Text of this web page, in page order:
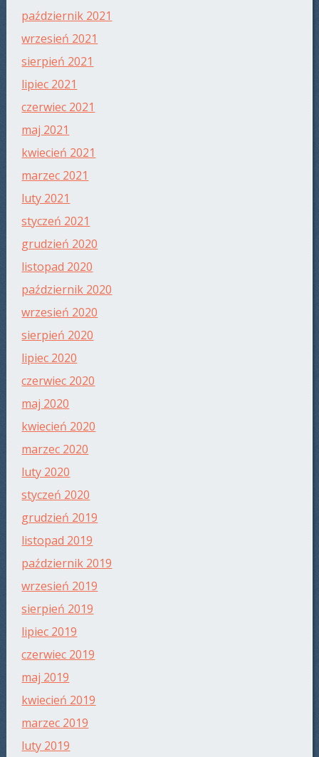
październik 2021
wrzesień 2021
sierpień 2021
lipiec 2021
czerwiec 2021
maj 2021
kwiecień 2021
marzec 2021
luty 2021
styczeń 2021
grudzień 2020
listopad 2020
październik 2020
wrzesień 2020
sierpień 2020
lipiec 2020
czerwiec 2020
maj 2020
kwiecień 2020
marzec 2020
luty 2020
styczeń 2020
grudzień 2019
listopad 2019
październik 2019
wrzesień 2019
sierpień 2019
lipiec 2019
czerwiec 2019
maj 2019
kwiecień 2019
marzec 2019
luty 2019